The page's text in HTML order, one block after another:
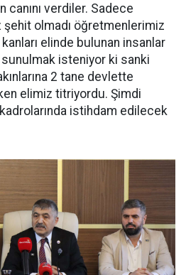
canını verdiler. Sadece
olmadı öğretmenlerimiz
elinde bulunan insanlar
isteniyor ki sanki
2 tane devlette
elimiz titriyordu. Şimdi
istihdam edilecek